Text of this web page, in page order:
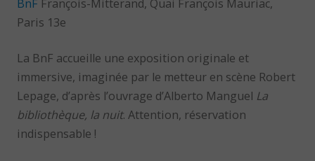
BnF François-Mitterand, Quai François Mauriac,
Paris 13e
La BnF accueille une exposition originale et
immersive, imaginée par le metteur en scène Robert
Lepage, d’après l’ouvrage d’Alberto Manguel La
bibliothèque, la nuit. Attention, réservation
indispensable !